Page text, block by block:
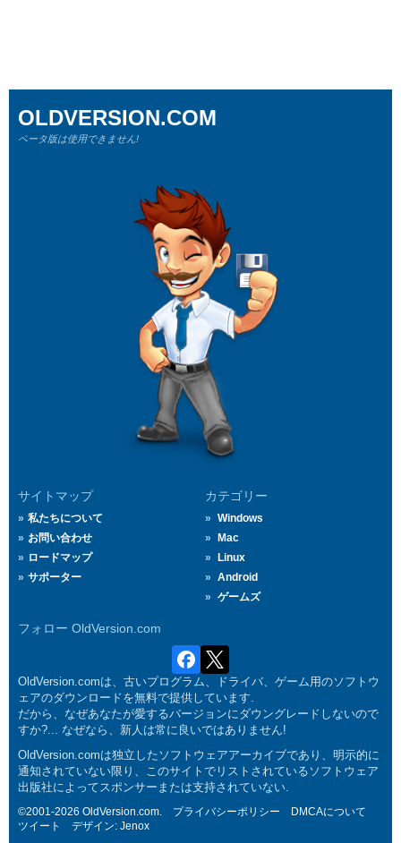
サイトマップ
私たちについて
お問い合わせ
ロードマップ
サポーター
カテゴリー
Windows
Mac
Linux
Android
ゲームズ
フォロー OldVersion.com
OLDVERSION.COM
ベータ版は使用できません!
OldVersion.comは、古いプログラム、ドライバ、ゲーム用のソフトウ
ェアのダウンロードを無料で提供しています.
だから、なぜあなたが愛するバージョンにダウングレードしないので
すか?... なぜなら、新人は常に良いではありません!
OldVersion.comは独立したソフトウェアアーカイブであり、明示的に
通知されていない限り、このサイトでリストされているソフトウェア
出版社によってスポンサーまたは支持されていない.
©2001-2026 OldVersion.com. プライバシーポリシー
DMCAについて
ツイート
デザイン: Jenox